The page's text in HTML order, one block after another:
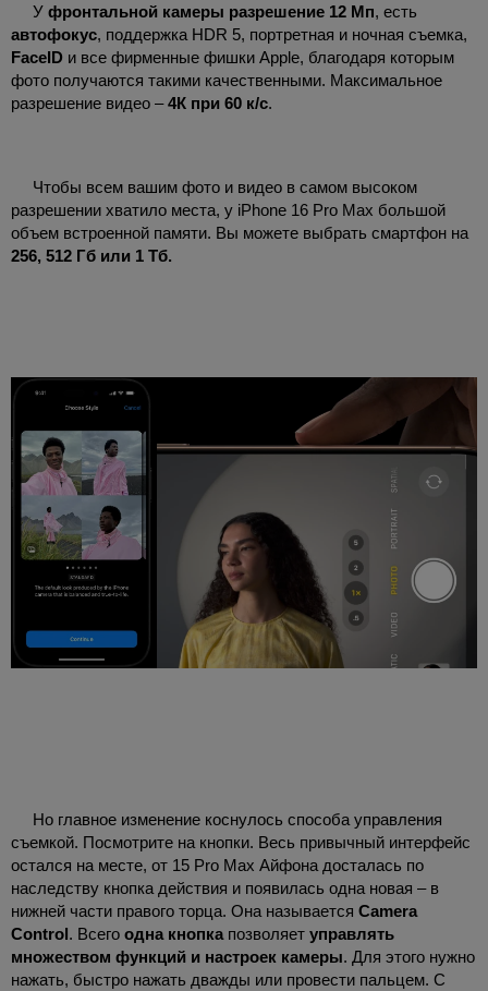
У фронтальной камеры разрешение 12 Мп, есть
автофокус, поддержка HDR 5, портретная и ночная съемка,
FaceID и все фирменные фишки Apple, благодаря которым
фото получаются такими качественными. Максимальное
разрешение видео –4К при 60 к/с.
Чтобы всем вашим фото и видео в самом высоком
разрешении хватило места, у iPhone 16 Pro Max большой
объем встроенной памяти. Вы можете выбрать смартфон на
256, 512 Гб или 1 Тб.
Но главное изменение коснулось способа управления
съемкой. Посмотрите на кнопки. Весь привычный интерфейс
остался на месте, от 15 Pro Max Айфона досталась по
наследству кнопка действия и появилась одна новая – в
нижней части правого торца. Она называется Camera
Control. Всего одна кнопка позволяет управлять
множеством функций и настроек камеры. Для этого нужно
нажать, быстро нажать дважды или провести пальцем. С